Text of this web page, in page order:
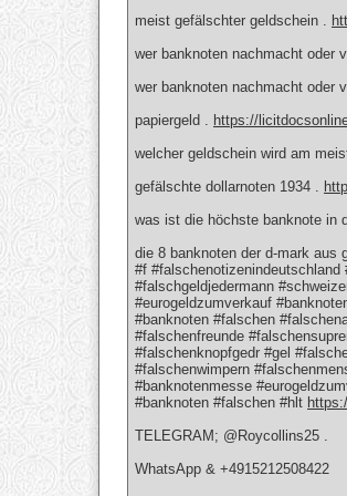
meist gefälschter geldschein .
wer banknoten nachmacht oder
wer banknoten nachmacht oder
papiergeld . https://
welcher geldschein wird am
gefälschte dollarnoten 1934 .
was ist die höchste banknote in
die 8 banknoten der d-mark aus
#f
#falschgeldjedermann
#eurogeldzumverkauf
#banknoten #falschen
#falschenfreunde
#falschenknopfgedr #gel
#falschenwimpern
#banknotenmesse
#banknoten #falschen #hlt
TELEGRAM; @Roycollins25 .
WhatsApp & +4915212508422